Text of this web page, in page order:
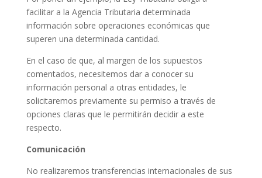
facilitar a la Agencia Tributaria determinada
información sobre operaciones económicas que
superen una determinada cantidad.
En el caso de que, al margen de los supuestos
comentados, necesitemos dar a conocer su
información personal a otras entidades, le
solicitaremos previamente su permiso a través de
opciones claras que le permitirán decidir a este
respecto.
Comunicación
No realizaremos transferencias internacionales de sus